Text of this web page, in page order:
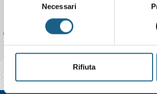
Necessari
Rifiuta